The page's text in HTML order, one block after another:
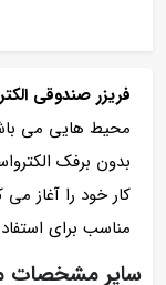
فریزر صندوقی
محیط هایی می
بدون برفک
کار خود را آغاز
مناسب برای
سایر مشخصات